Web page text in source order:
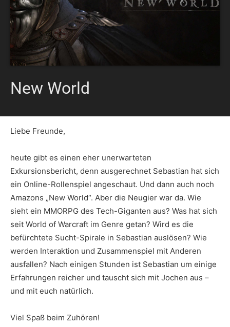
New World
Liebe Freunde,
heute gibt es einen eher unerwarteten
Exkursionsbericht, denn ausgerechnet Sebastian hat sich
ein Online-Rollenspiel angeschaut. Und dann auch noch
Amazons „New World“. Aber die Neugier war da. Wie
sieht ein MMORPG des Tech-Giganten aus? Was hat sich
seit World of Warcraft im Genre getan? Wird es die
befürchtete Sucht-Spirale in Sebastian auslösen? Wie
werden Interaktion und Zusammenspiel mit Anderen
ausfallen? Nach einigen Stunden ist Sebastian um einige
Erfahrungen reicher und tauscht sich mit Jochen aus –
und mit euch natürlich.
Viel Spaß beim Zuhören!